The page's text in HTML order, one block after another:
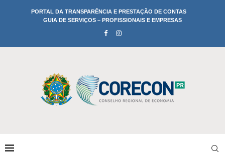
PORTAL DA TRANSPARÊNCIA E PRESTAÇÃO DE CONTAS
GUIA DE SERVIÇOS – PROFISSIONAIS E EMPRESAS